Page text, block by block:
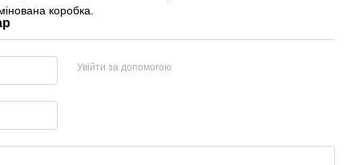
коробка.
Увійти за допомогою